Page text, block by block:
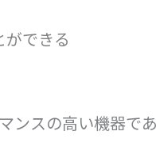
できる
スの高い機器で